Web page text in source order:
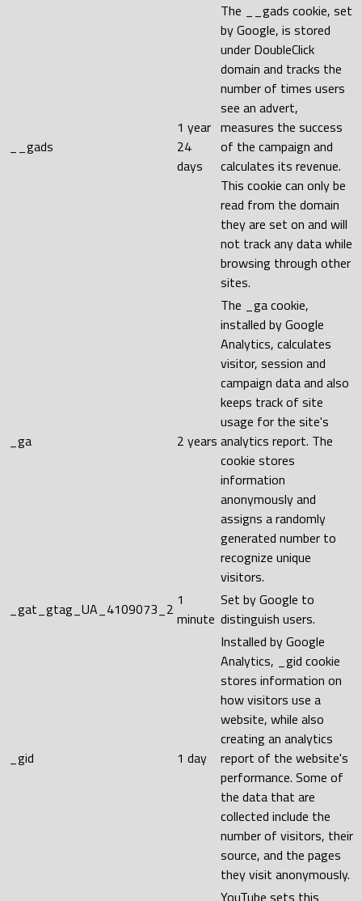
__gads
1 year
24
days
The __gads cookie, set
by Google, is stored
under DoubleClick
domain and tracks the
number of times users
see an advert,
measures the success
of the campaign and
calculates its revenue.
This cookie can only be
read from the domain
they are set on and will
not track any data while
browsing through other
sites.
_ga 2 years
The _ga cookie,
installed by Google
Analytics, calculates
visitor, session and
campaign data and also
keeps track of site
usage for the site's
analytics report. The
cookie stores
information
anonymously and
assigns a randomly
generated number to
recognize unique
visitors.
_gat_gtag_UA_4109073_2 1
minute
Set by Google to
distinguish users.
_gid 1 day
Installed by Google
Analytics, _gid cookie
stores information on
how visitors use a
website, while also
creating an analytics
report of the website's
performance. Some of
the data that are
collected include the
number of visitors, their
source, and the pages
they visit anonymously.